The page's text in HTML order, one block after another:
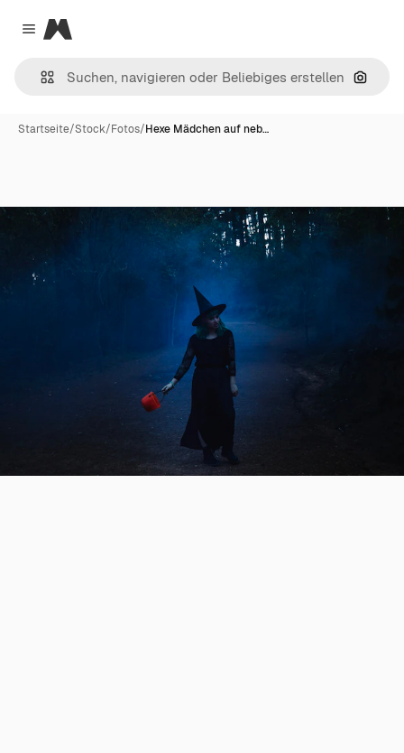
Close menu
Magnific
Nach
Startseite/Stock/Fotos/Hexe Mädchen auf neb…